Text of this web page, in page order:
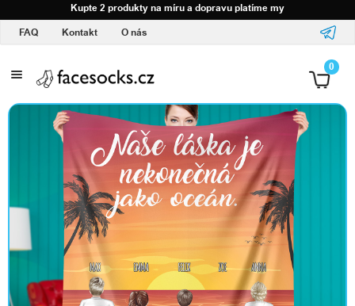
Kupte 2 produkty na míru a dopravu platíme my
FAQ
Kontakt O nás
0
T
e
x
t
i
l
a
d